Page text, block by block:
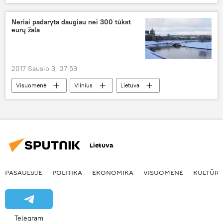
NATO
oro policija
Nyderlandai
naikintuvai
F-16 "Fighting Falcon"
Lietuva — NATO dalis
Neriai padaryta daugiau nei 300 tūkst
eurų žala
2017 Sausio 3, 07:59
Visuomenė Vilnius
Lietuva
Neris
avarija
nuotekų vamzdžiai
Lietuva
PASAULYJE POLITIKA EKONOMIKA VISUOMENĖ KULTŪRA
Telegram